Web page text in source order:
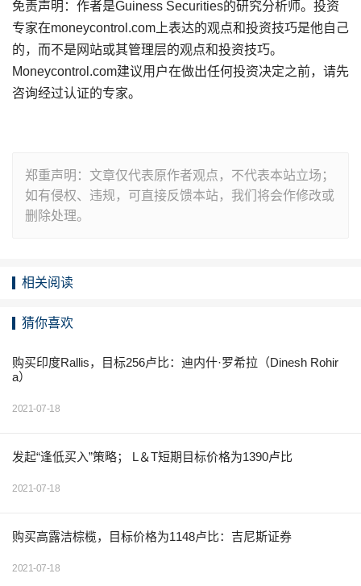
免责声明：作者是Guiness Securities的研究分析师。投资
专家在moneycontrol.com上表达的观点和投资技巧是他自己
的，而不是网站或其管理层的观点和投资技巧。
Moneycontrol.com建议用户在做出任何投资决定之前，请先
咨询经过认证的专家。
郑重声明：文章仅代表原作者观点，不代表本站立场；
如有侵权、违规，可直接反馈本站，我们将会作修改或
删除处理。
相关阅读
猜你喜欢
购买印度Rallis，目标256卢比：迪内什·罗希拉（Dinesh Rohir
a）
2021-07-18
发起“逢低买入”策略； L＆T短期目标价格为1390卢比
2021-07-18
购买高露洁棕榄，目标价格为1148卢比：吉尼斯证券
2021-07-18